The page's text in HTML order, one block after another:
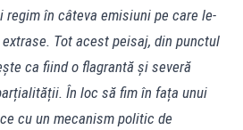
regim în câteva emisiuni pe care le-
Tot acest peisaj, din punctul
ca fiind o flagrantă și severă
În loc să fim în fața unui
cu un mecanism politic de